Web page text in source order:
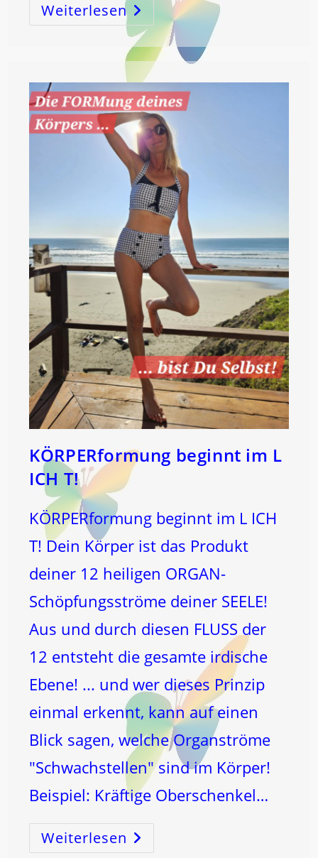
Weiterlesen WARUM
WIRKT
DIE
16
WIE
SIE
WIRKT?
KÖRPERformung beginnt im L
ICH T!
KÖRPERformung beginnt im L ICH
T! Dein Körper ist das Produkt
deiner 12 heiligen ORGAN-
Schöpfungsströme deiner SEELE!
Aus und durch diesen FLUSS der
12 entsteht die gesamte irdische
Ebene! ... und wer dieses Prinzip
einmal erkennt, kann auf einen
Blick sagen, welche Organströme
"Schwachstellen" sind im Körper!
Beispiel: Kräftige Oberschenkel…
Weiterlesen KÖRPERformung
Beginnt
Im